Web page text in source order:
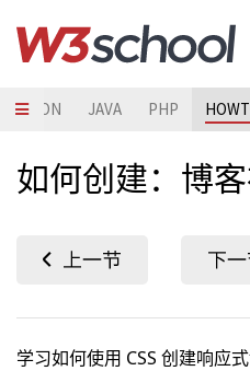
PYTHON JAVA PHP
如何创建：博
学习如何使用 CSS 创建响应式